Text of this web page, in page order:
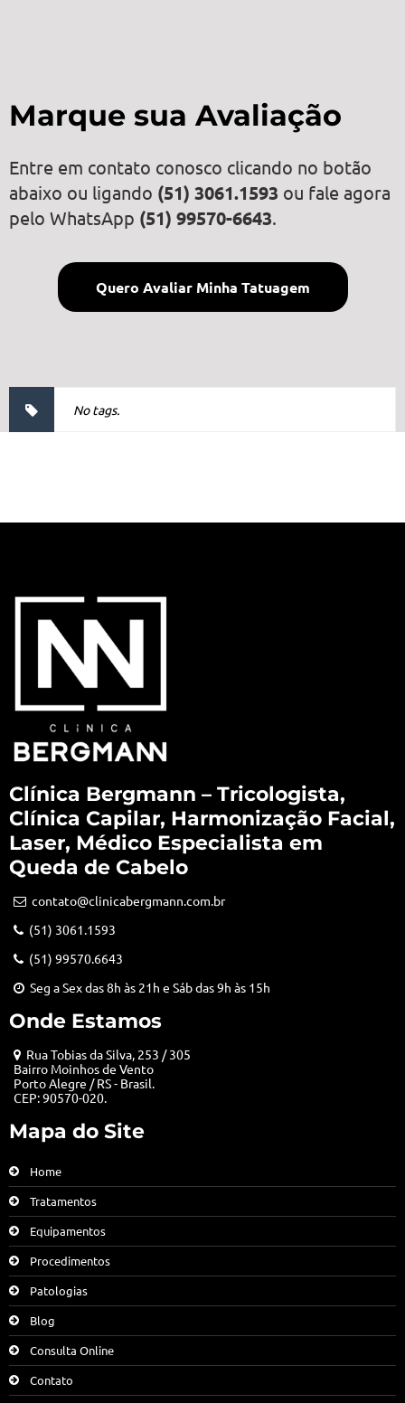
Marque sua Avaliação
Entre em contato conosco clicando no botão
abaixo ou ligando (51) 3061.1593 ou fale agora
pelo WhatsApp (51) 99570-6643.
Quero Avaliar Minha Tatuagem
No tags.
Clínica Bergmann – Tricologista,
Clínica Capilar, Harmonização Facial,
Laser, Médico Especialista em
Queda de Cabelo
contato@clinicabergmann.com.br
(51) 3061.1593
(51) 99570.6643
Seg a Sex das 8h às 21h e Sáb das 9h às 15h
Onde Estamos
Rua Tobias da Silva, 253 / 305
Bairro Moinhos de Vento
Porto Alegre / RS - Brasil.
CEP: 90570-020.
Mapa do Site
Home
Tratamentos
Equipamentos
Procedimentos
Patologias
Blog
Consulta Online
Contato